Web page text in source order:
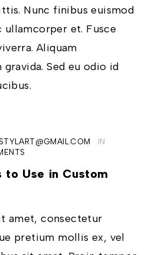
Nunc finibus euismod
ullamcorper et. Fusce
Aliquam
Sed eu odio id
IN
Use in Custom
amet, consectetur
pretium mollis ex, vel